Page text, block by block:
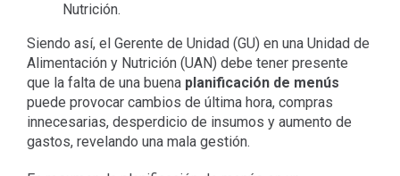
Nutrición.
Siendo así, el Gerente de Unidad (GU) en una Unidad de
Alimentación y Nutrición (UAN) debe tener presente
que la falta de una buena planificación de menús
puede provocar cambios de última hora, compras
innecesarias, desperdicio de insumos y aumento de
gastos, revelando una mala gestión.